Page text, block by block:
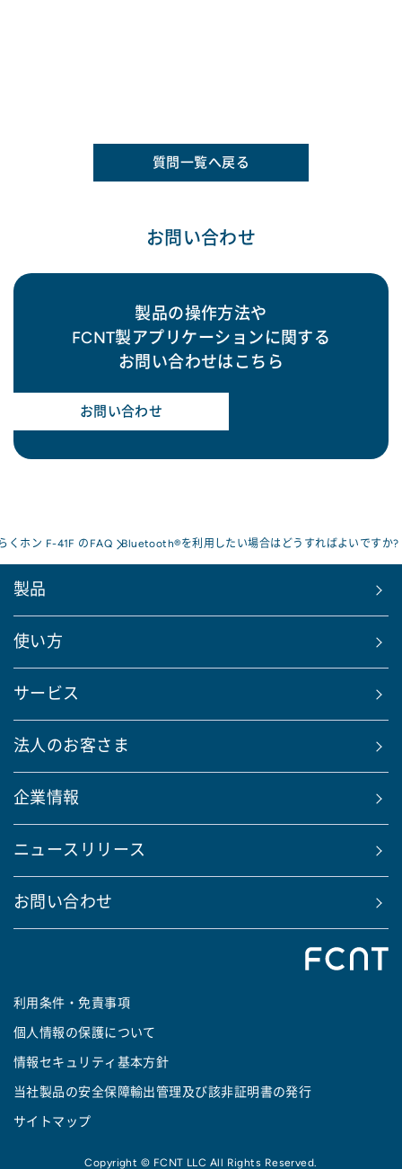
質問一覧へ戻る
お問い合わせ
製品の操作方法や
FCNT製アプリケーションに関する
お問い合わせはこちら
お問い合わせ
くホン F-41F のFAQ Bluetooth®を利用したい場合はどうすればよいですか?
製品
使い方
サービス
法人のお客さま
企業情報
ニュースリリース
お問い合わせ
利用条件・免責事項
個人情報の保護について
情報セキュリティ基本方針
当社製品の安全保障輸出管理及び該非証明書の発行
サイトマップ
Copyright © FCNT LLC All Rights Reserved.